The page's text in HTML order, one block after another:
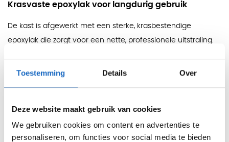
Toestemming Details Over
Deze website maakt gebruik van cookies
We gebruiken cookies om content en advertenties te
personaliseren, om functies voor social media te bieden
Krasvaste epoxylak voor langdurig gebruik
De kast is afgewerkt met een sterke, krasbestendige
epoxylak die zorgt voor een nette, professionele uitstraling.
ze ook bij dagelijks gebruik in topconditie blijft. Een duurzame
Direct leverbaar – inclusief 5 jaar garantie